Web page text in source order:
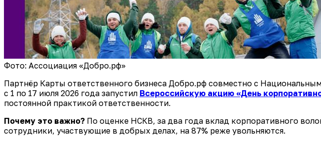
Фото: Ассоциация «Добро.рф»
Партнёр Карты ответственного бизнеса Добро.рф совместно с
с 1 по 17 июля 2026 года запустил Всероссийскую акцию «День
постоянной практикой ответственности.
Почему это важно? По оценке НСКВ, за два года вклад корпоративного
сотрудники, участвующие в добрых делах, на 87% реже увольняются.